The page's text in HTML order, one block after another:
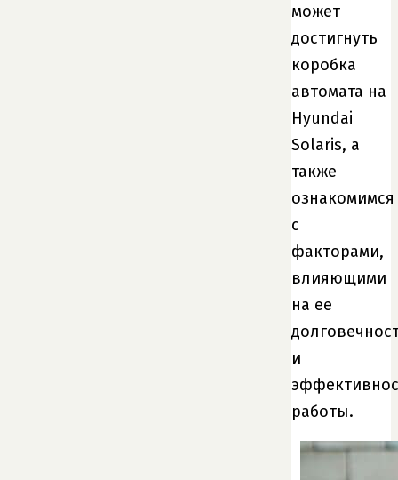
может
достигнуть
коробка
автомата на
Hyundai
Solaris, а
также
ознакомимся
с
факторами,
влияющими
на ее
и
работы.